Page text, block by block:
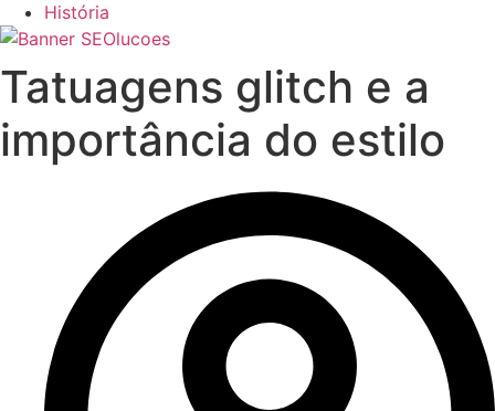
História
Tatuagens glitch e a
importância do estilo